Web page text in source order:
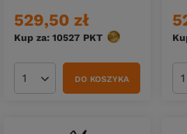
529,50 zł
Kup za: 10527 PKT punktów
Ilość produktówDO KOSZYKA